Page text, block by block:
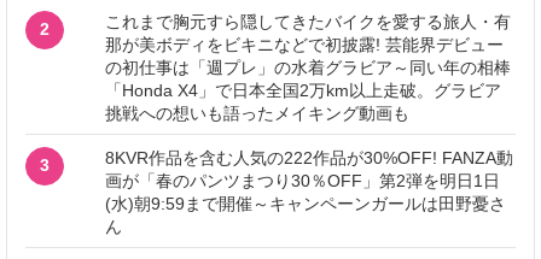
2
これまで胸元すら隠してきたバイクを愛する旅人・有
那が美ボディをビキニなどで初披露! 芸能界デビュー
の初仕事は「週プレ」の水着グラビア～同い年の相棒
「Honda X4」で日本全国2万km以上走破。グラビア
挑戦への想いも語ったメイキング動画も
3
8KVR作品を含む人気の222作品が30%OFF! FANZA動
画が「春のパンツまつり30％OFF」第2弾を明日1日
(水)朝9:59まで開催～キャンペーンガールは田野憂さ
ん